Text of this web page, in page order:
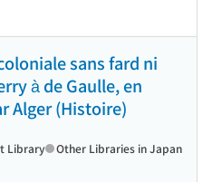
sans fard ni
à de Gaulle, en
Alger (Histoire)
Library Other Libraries in Japan